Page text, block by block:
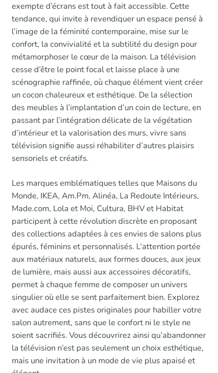
exempte d’écrans est tout à fait accessible. Cette
tendance, qui invite à revendiquer un espace pensé à
l’image de la féminité contemporaine, mise sur le
confort, la convivialité et la subtilité du design pour
métamorphoser le cœur de la maison. La télévision
cesse d’être le point focal et laisse place à une
scénographie raffinée, où chaque élément vient créer
un cocon chaleureux et esthétique. De la sélection
des meubles à l’implantation d’un coin de lecture, en
passant par l’intégration délicate de la végétation
d’intérieur et la valorisation des murs, vivre sans
télévision signifie aussi réhabiliter d’autres plaisirs
sensoriels et créatifs.
Les marques emblématiques telles que Maisons du
Monde, IKEA, Am.Pm, Alinéa, La Redoute Intérieurs,
Made.com, Lola et Moi, Cultura, BHV et Habitat
participent à cette révolution discrète en proposant
des collections adaptées à ces envies de salons plus
épurés, féminins et personnalisés. L‘attention portée
aux matériaux naturels, aux formes douces, aux jeux
de lumière, mais aussi aux accessoires décoratifs,
permet à chaque femme de composer un univers
singulier où elle se sent parfaitement bien. Explorez
avec audace ces pistes originales pour habiller votre
salon autrement, sans que le confort ni le style ne
soient sacrifiés. Vous découvrirez ainsi qu’abandonner
la télévision n’est pas seulement un choix esthétique,
mais une invitation à un mode de vie plus apaisé et